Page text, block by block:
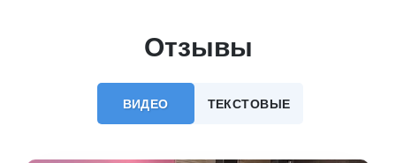
Отзывы
ВИДЕО ТЕКСТОВЫЕ